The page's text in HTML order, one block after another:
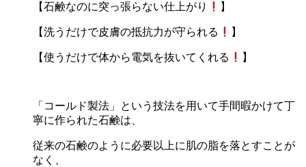
【石鹸なのに突っ張らない仕上がり 】
【洗うだけで皮膚の抵抗力が守られる 】
【使うだけで体から電気を抜いてくれる 】
「コールド製法」という技法を用いて手間暇かけて丁
寧に作られた石鹸は、
従来の石鹸のように必要以上に肌の脂を落とすことが
なく、